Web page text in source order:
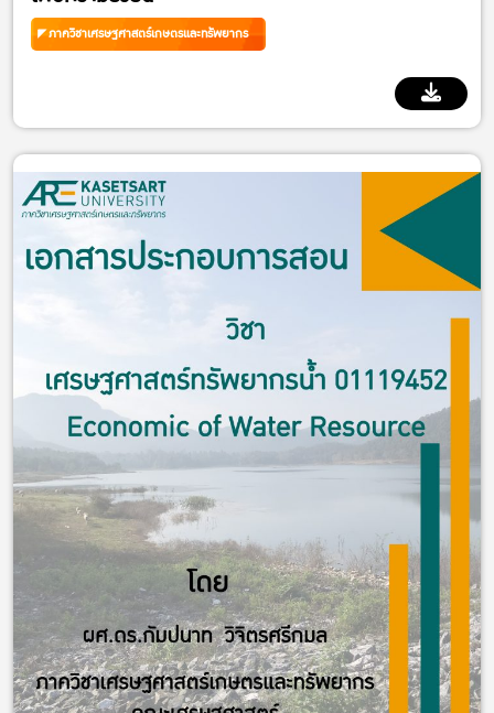
ภาควิชาเศรษฐศาสตร์เกษตรและทรัพยากร